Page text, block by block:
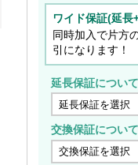
ワイド保証(延長
同時加入で片方
引になります！
延長保証について
交換保証について